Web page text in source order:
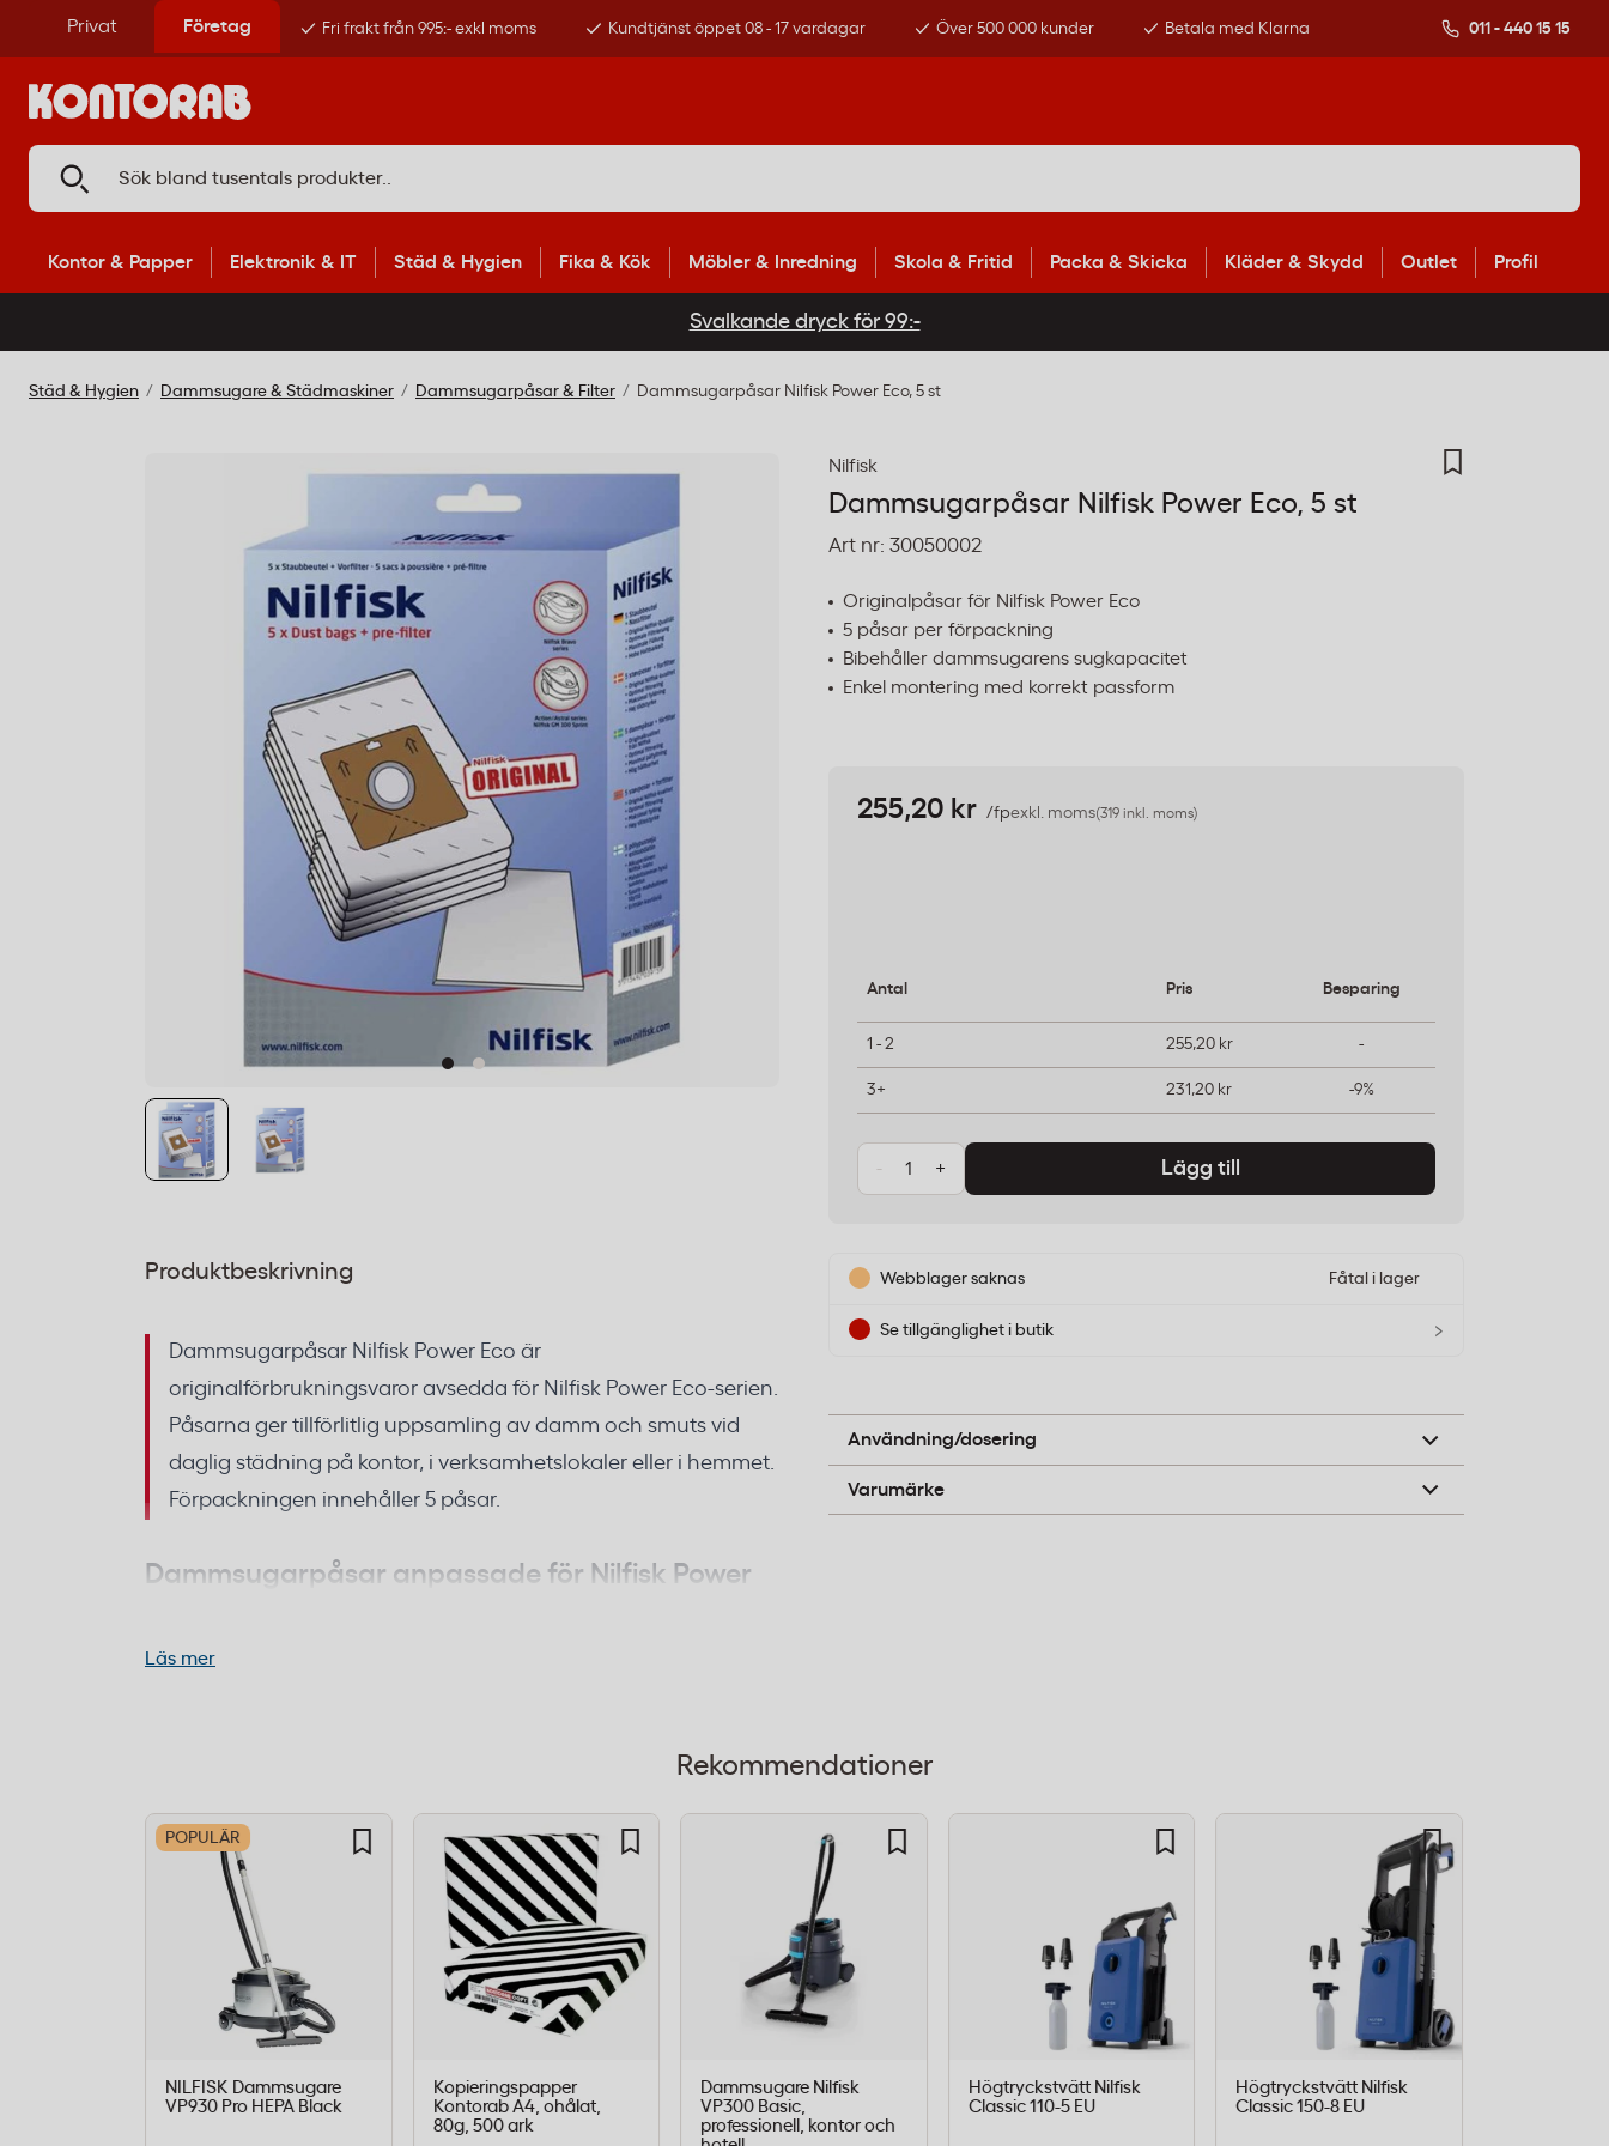
Privat Företag Fri frakt från 995:- exkl moms Kundtjänst öppet 08 - 17 vardagar Över 500 000 kunder Betala med Klarna 011 - 440 15 15
Kontor & Papper Elektronik & IT Städ & Hygien Fika & Kök Möbler & Inredning Skola & Fritid Packa & Skicka Kläder & Skydd Outlet Profil
Svalkande dryck för 99:-
Städ & Hygien Dammsugare & Städmaskiner Dammsugarpåsar & Filter Dammsugarpåsar Nilfisk Power Eco, 5 st
Produktbeskrivning
Dammsugarpåsar Nilfisk Power Eco är
originalförbrukningsvaror avsedda för Nilfisk Power Eco-serien.
Påsarna ger tillförlitlig uppsamling av damm och smuts vid
daglig städning på kontor, i verksamhetslokaler eller i hemmet.
Förpackningen innehåller 5 påsar.
Dammsugarpåsar anpassade för Nilfisk Power
Dessa dammsugarpåsar är konstruerade för att passa exakt i
sugkapacitet.
Kompatibilitet:
Nilfisk Power Eco-serien
Antal per förpackning:
Originalpåsar
Funktion:Damm- och smutsuppsamling
Användningsområden för dammsugarpåsar till
Nilfisk
Läs mer
Nilfisk
Dammsugarpåsar Nilfisk Power Eco, 5 st
Art nr: 30050002
Originalpåsar för Nilfisk Power Eco
5 påsar per förpackning
Bibehåller dammsugarens sugkapacitet
Enkel montering med korrekt passform
255,20 kr /fpexkl. moms(319 inkl. moms)
Antal Pris Besparing
1 - 2 255,20 kr -
3+ 231,20 kr -9%
- + Lägg till
Webblager saknas Fåtal i lager
Se tillgänglighet i butik ›
Användning/dosering
dammsugarens instruktioner.
Varumärke
Nilfisk
Rekommendationer
NILFISK Dammsugare
VP930 Pro HEPA Black
POPULÄR
Kopieringspapper
Kontorab A4, ohålat,
80g, 500 ark
Dammsugare Nilfisk
VP300 Basic,
professionell, kontor och
Högtryckstvätt Nilfisk
Classic 110-5 EU
Högtryckstvätt Nilfisk
Classic 150-8 EU